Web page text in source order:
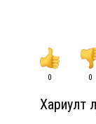
0 0
Хариулт